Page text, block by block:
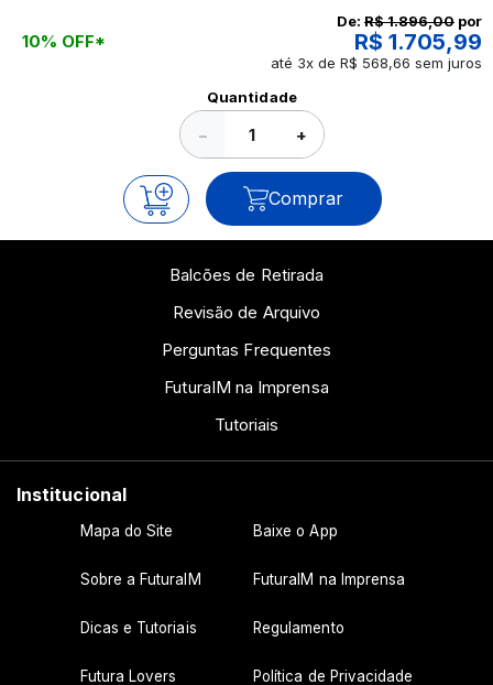
continue a leitura que vamos revelar para você!
10% OFF*
De: R$ 1.896,00 por
R$ 1.705,99
até 3x de R$ 568,66 sem juros
Quantidade
− +
Comprar
Balcões de Retirada
Revisão de Arquivo
Perguntas Frequentes
FuturaIM na Imprensa
Tutoriais
Institucional
Mapa do Site Baixe o App
Sobre a FuturaIM FuturaIM na Imprensa
Dicas e Tutoriais Regulamento
Futura Lovers Política de Privacidade